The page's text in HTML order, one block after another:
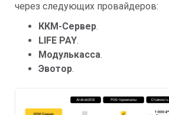
через следующих провайдеров:
ККМ-Сервер.
LIFE PAY.
Модулькасса.
Эвотор.